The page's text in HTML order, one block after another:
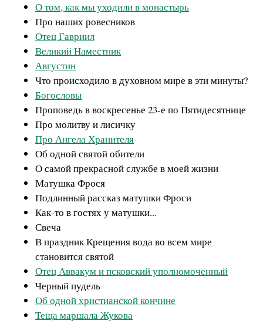
О том, как мы уходили в монастырь
Про наших ровесников
Отец Гавриил
Великий Наместник
Августин
Что происходило в духовном мире в эти минуты?
Богословы
Проповедь в воскресенье 23-е по Пятидесятнице
Про молитву и лисичку
Про Ангела Хранителя
Об одной святой обители
О самой прекрасной службе в моей жизни
Матушка Фрося
Подлинный рассказ матушки Фроси
Как-то в гостях у матушки...
Свеча
В праздник Крещения вода во всем мире
становится святой
Отец Аввакум и псковский уполномоченный
Черный пудель
Об одной христианской кончине
Теща маршала Жукова